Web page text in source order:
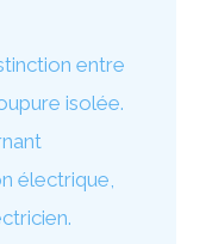
entre
isolée.
électrique,